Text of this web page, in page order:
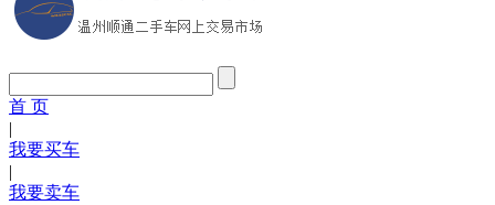
首 页
|
我要买车
|
我要卖车